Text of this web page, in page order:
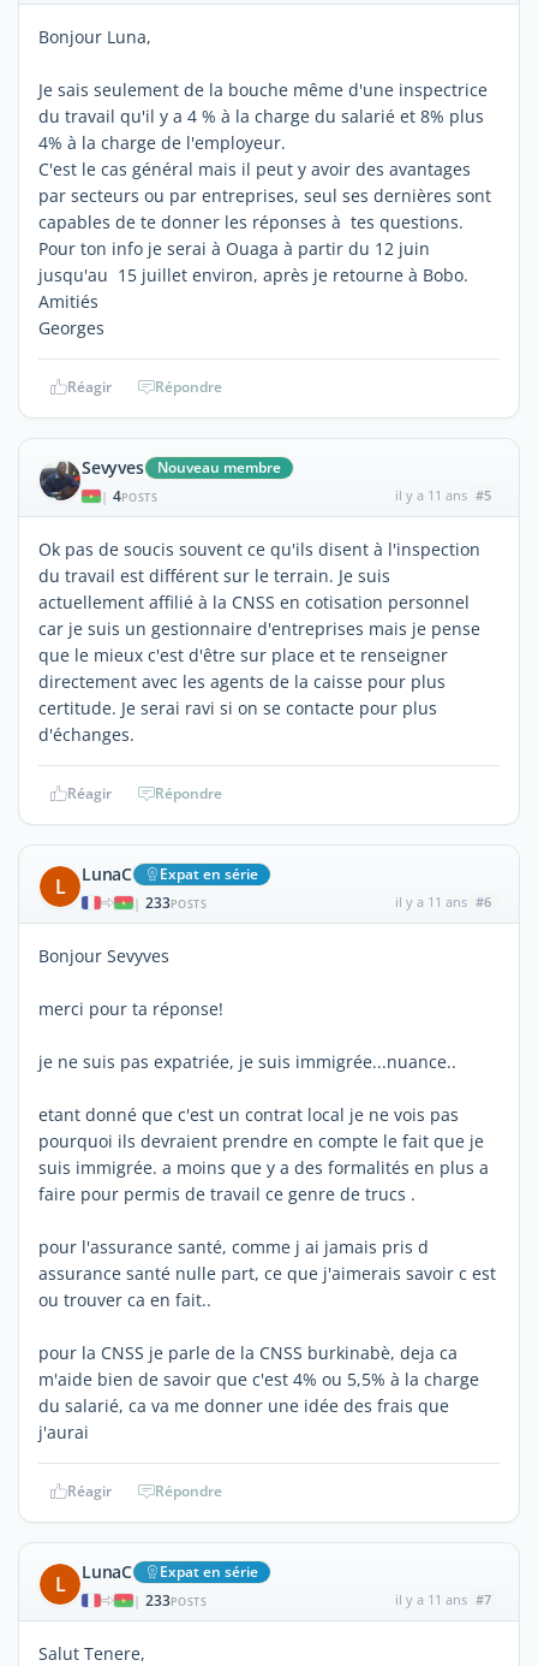
Bonjour Luna,
Je sais seulement de la bouche même d'une inspectrice
du travail qu'il y a 4 % à la charge du salarié et 8% plus
4% à la charge de l'employeur.
C'est le cas général mais il peut y avoir des avantages
par secteurs ou par entreprises, seul ses dernières sont
capables de te donner les réponses à tes questions.
Pour ton info je serai à Ouaga à partir du 12 juin
jusqu'au 15 juillet environ, après je retourne à Bobo.
Amitiés
Georges
Réagir Répondre
Sevyves Nouveau membre
| 4POSTS il y a 11 ans #5
Ok pas de soucis souvent ce qu'ils disent à l'inspection
du travail est différent sur le terrain. Je suis
actuellement affilié à la CNSS en cotisation personnel
car je suis un gestionnaire d'entreprises mais je pense
que le mieux c'est d'être sur place et te renseigner
directement avec les agents de la caisse pour plus
certitude. Je serai ravi si on se contacte pour plus
d'échanges.
Réagir Répondre
L LunaC Expat en série
| 233POSTS il y a 11 ans #6
Bonjour Sevyves
merci pour ta réponse!
je ne suis pas expatriée, je suis immigrée...nuance..
etant donné que c'est un contrat local je ne vois pas
pourquoi ils devraient prendre en compte le fait que je
suis immigrée. a moins que y a des formalités en plus a
faire pour permis de travail ce genre de trucs .
pour l'assurance santé, comme j ai jamais pris d
assurance santé nulle part, ce que j'aimerais savoir c est
ou trouver ca en fait..
pour la CNSS je parle de la CNSS burkinabè, deja ca
m'aide bien de savoir que c'est 4% ou 5,5% à la charge
du salarié, ca va me donner une idée des frais que
j'aurai
Réagir Répondre
L LunaC Expat en série
| 233POSTS il y a 11 ans #7
Salut Tenere,